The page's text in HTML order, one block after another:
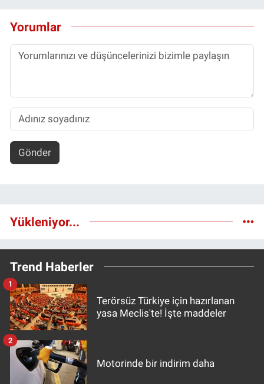
Yorumlar
Gönder
Yükleniyor...
Trend Haberler
Terörsüz Türkiye için hazırlanan
yasa Meclis'te! İşte maddeler
1
Motorinde bir indirim daha
2